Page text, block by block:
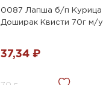
0087 Лапша б/п Курица
Доширак Квисти 70г м/у
37,34 ₽